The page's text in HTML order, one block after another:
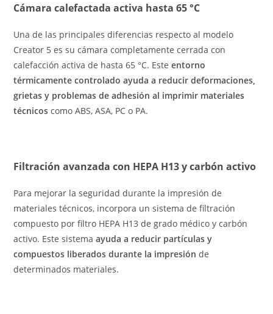
Cámara calefactada activa hasta 65 °C
Una de las principales diferencias respecto al modelo
Creator 5 es su cámara completamente cerrada con
calefacción activa de hasta 65 °C. Esteentorno
térmicamente controlado ayuda a reducir deformaciones,
grietas y problemas de adhesión al imprimir materiales
técnicos como ABS, ASA, PC o PA.
Filtración avanzada con HEPA H13 y carbón activo
Para mejorar la seguridad durante la impresión de
materiales técnicos, incorpora un sistema de filtración
compuesto por filtro HEPA H13 de grado médico y carbón
activo. Este sistemaayuda a reducir partículas y
compuestos liberados durante la impresión de
determinados materiales.